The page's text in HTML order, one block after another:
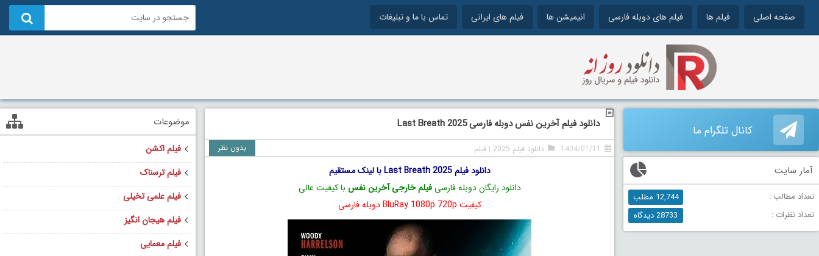
صفحه اصلی فیلم ها فیلم های دوبله فارسی انیمیشن ها فیلم های ایرانی تماس با ما و تبلیغات
دانلود فیلم آخرین نفس دوبله فارسی Last Breath 2025
1404/01/11 دانلود فیلم 2025 | فیلم بدون نظر
دانلود فیلم Last Breath 2025 با لینک مستقیم
دانلود رایگان دوبله فارسیفیلم خارجی آخرین نفس با کیفیت عالی
کیفیت BluRay 1080p 720p دوبله فارسی
کانال تلگرام ما
آمار سایت
تعداد مطالب :
12,744 مطلب
تعداد نظرات :
28733 دیدگاه
موضوعات
فیلم اکشن
فیلم ترسناک
فیلم علمی تخیلی
فیلم هیجان انگیز
فیلم معمایی